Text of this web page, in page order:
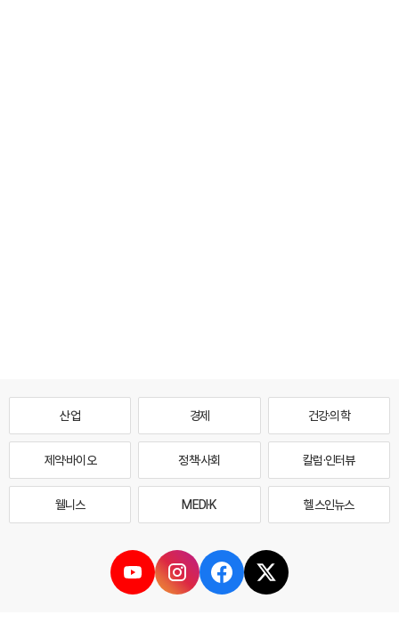
산업 경제 건강·의학
제약·바이오 정책·사회 칼럼·인터뷰
웰니스 MEDI·K 헬스인뉴스